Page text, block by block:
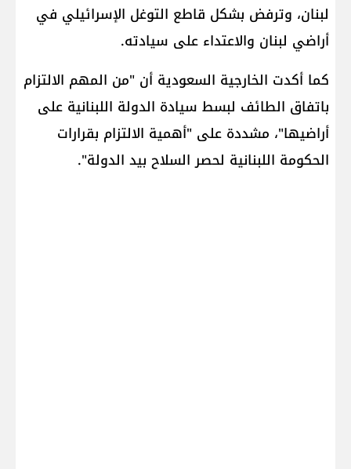
لبنان، وترفض بشكل قاطع التوغل الإسرائيلي في
أراضي لبنان والاعتداء على سيادته.
كما أكدت الخارجية السعودية أن "من المهم الالتزام
باتفاق الطائف لبسط سيادة الدولة اللبنانية على
أراضيها"، مشددة على "أهمية الالتزام بقرارات
الحكومة اللبنانية لحصر السلاح بيد الدولة".